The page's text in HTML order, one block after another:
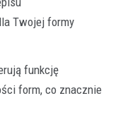
Twojej formy
funkcję
form, co znacznie